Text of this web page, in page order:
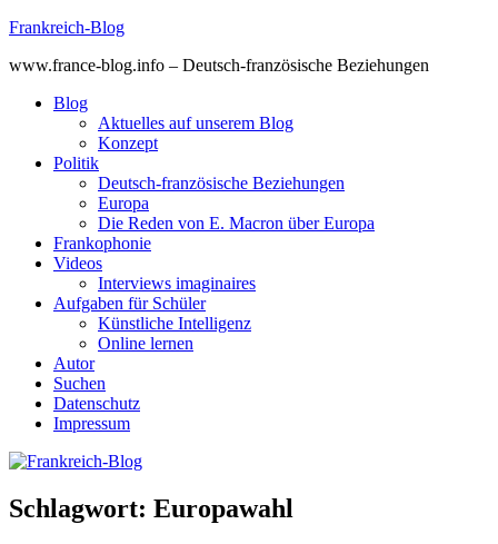
Skip
content
Frankreich-Blog
www.france-blog.info – Deutsch-französische Beziehungen
Blog
Aktuelles auf unserem Blog
Konzept
Politik
Deutsch-französische Beziehungen
Europa
Die Reden von E. Macron über Europa
Frankophonie
Videos
Interviews imaginaires
Aufgaben für Schüler
Künstliche Intelligenz
Online lernen
Autor
Suchen
Datenschutz
Impressum
Schlagwort: Europawahl